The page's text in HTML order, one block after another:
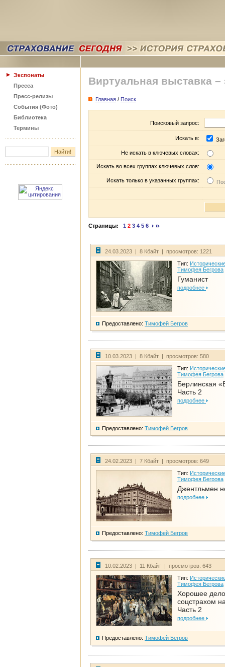
Экспонаты
Пресса
Пресс-релизы
События (Фото)
Библиотека
Термины
Виртуальная выставка –
Главная / Поиск
Поисковый запрос:
Искать в:
Не искать в ключевых словах:
Искать во всех группах ключевых слов:
Искать только в указанных группах:
Страницы: 1 2 3 4 5 6
24.03.2023 | 8 Кбайт | просмотров: 1221
Тип:
Тимофея Бегрова
Гуманист
подробнее
Предоставлено: Тимофей Бегров
10.03.2023 | 8 Кбайт | просмотров: 580
Тип:
Тимофея Бегрова
Берлинская
Часть 2
подробнее
Предоставлено: Тимофей Бегров
24.02.2023 | 7 Кбайт | просмотров: 649
Тип:
Тимофея Бегрова
Джентльмен
подробнее
Предоставлено: Тимофей Бегров
10.02.2023 | 11 Кбайт | просмотров: 643
Тип:
Тимофея Бегрова
Хорошее дело
соцстрахом
Часть 2
подробнее
Предоставлено: Тимофей Бегров